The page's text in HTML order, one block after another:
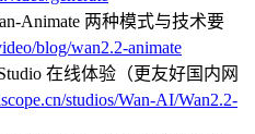
两种模式与技术要
blog/wan2.2-animate
在线体验（更友好国内网
studios/Wan-AI/Wan2.2-